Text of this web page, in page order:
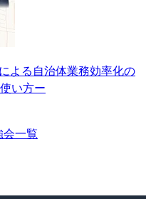
よる自治体業務効率化の
い方ー
会一覧